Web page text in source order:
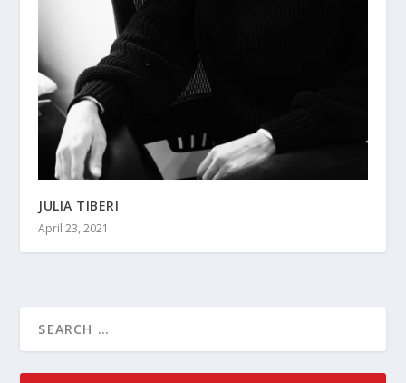
JULIA TIBERI
April 23, 2021